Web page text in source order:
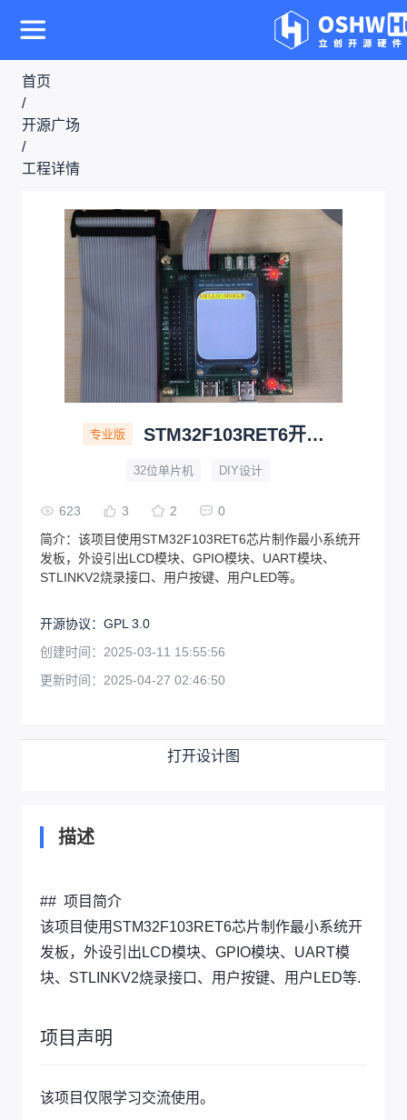
首页
/
开源广场
/
工程详情
专业版 STM32F103RET6开发板(开源)
32位单片机 DIY设计
623 3 2
0
简介： 该项目使用STM32F103RET6芯片制作最小系统开
发板，外设引出LCD模块、GPIO模块、UART模块、
STLINKV2烧录接口、用户按键、用户LED等。
开源协议： GPL 3.0
创建时间： 2025-03-11 15:55:56
更新时间： 2025-04-27 02:46:50
打开设计图
描述
## 项目简介
该项目使用STM32F103RET6芯片制作最小系统开
发板，外设引出LCD模块、GPIO模块、UART模
块、STLINKV2烧录接口、用户按键、用户LED等.
项目声明
该项目仅限学习交流使用。